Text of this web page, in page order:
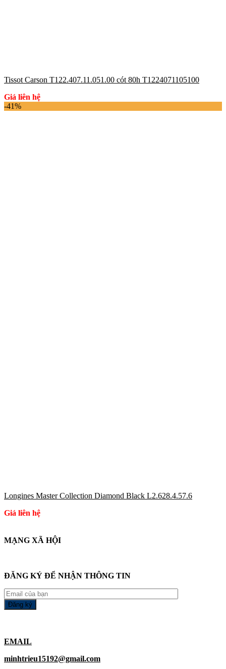
Tissot Carson T122.407.11.051.00 cót 80h T1224071105100
Giá liên hệ
-41%
Longines Master Collection Diamond Black L2.628.4.57.6
Giá liên hệ
MẠNG XÃ HỘI
ĐĂNG KÝ ĐỂ NHẬN THÔNG TIN
EMAIL
minhtrieu15192@gmail.com